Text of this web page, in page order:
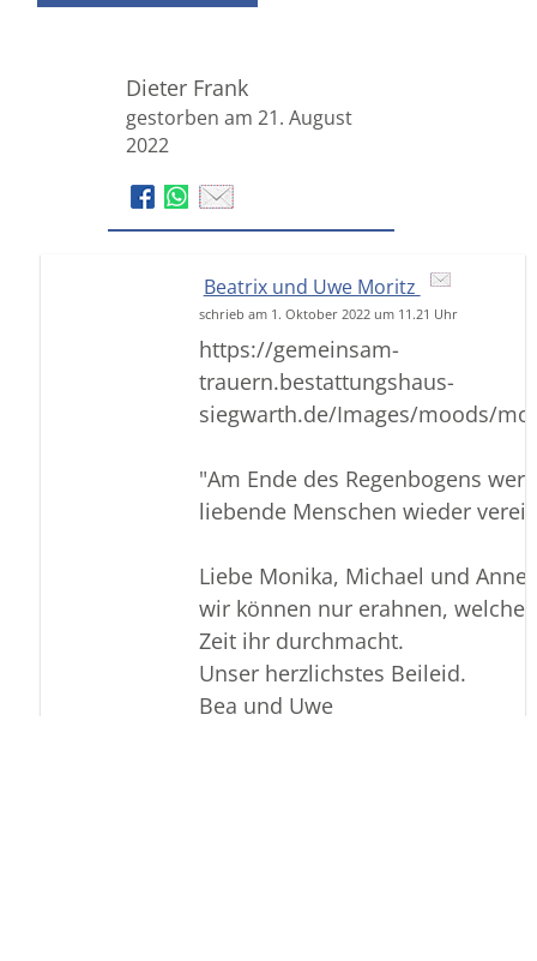
Dieter Frank
gestorben am 21. August
2022
Beatrix und Uwe Moritz
schrieb am 1. Oktober 2022 um 11.21 Uhr
https://gemeinsam-
trauern.bestattungshaus-
siegwarth.de/Images/moods/
"Am Ende des Regenbogens
liebende Menschen wieder
Liebe Monika, Michael und Anne,
wir können nur erahnen, welche
Zeit ihr durchmacht.
Unser herzlichstes Beileid.
Bea und Uwe